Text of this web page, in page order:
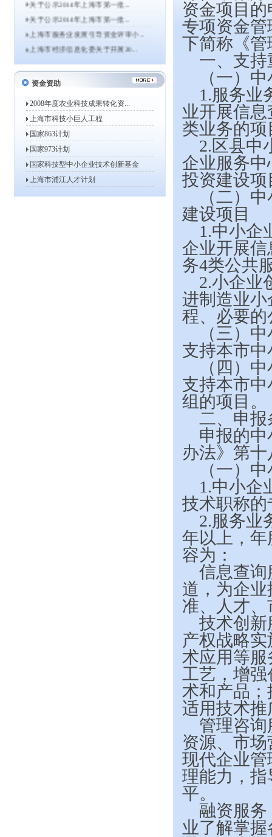
上海市经济信息化委关于开展20...
上海市经济信息化委关于组织申报...
关于公示2013年上海市第一批...
2013年度高新技术企业认定工...
2013年高新技术企业复审、更...
2013年度上海市软件和集成电...
2013年度第一批上海市信息化...
2013年度上海市战略性新兴产...
2013年度上海市科技小巨人工...
2012年度上海市科技小巨人工...
资金资助
2008年度农业科技成果转化资...
上海市科技小巨人工程
国家863计划
国家973计划
国家科技型中小企业技术创新基金
上海市浦江人才计划
资金项目
专项资金管
下简称《
一、支持
（一）
1.服务业
业开展信
类业务的项
2.区县中
企业服务
投资建设项
（二）
建设项目
1.中小企
企业开展
务4类公共
2.小企业
进制造业
程、必要
（三）
支持本市
（四）
支持本市
组的项目。
二、申报
申报的
办法》第
（一）
1.中小企
技术职称的
2.服务业
年以上，
容为：
信息查
道，为企
准、人才
技术创
产权战略
术应用等
工艺，增
术和产品
适用技术
管理咨
资源、市
现代企业
理能力，
平。
融资服
业了解掌